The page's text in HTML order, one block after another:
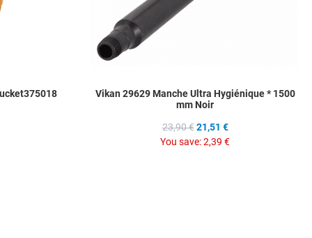
Vikan 29629 Manche Ultra Hygiénique * 1500
mm Noir
23,90 € 21,51 €
You save:2,39 €